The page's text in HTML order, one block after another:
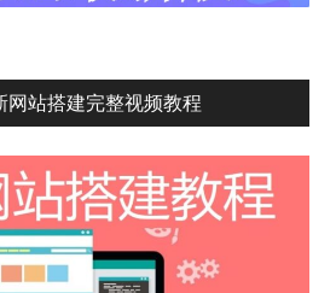
网站搭建完整视频教程